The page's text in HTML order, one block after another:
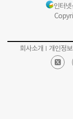
인터
회사소개 개인정